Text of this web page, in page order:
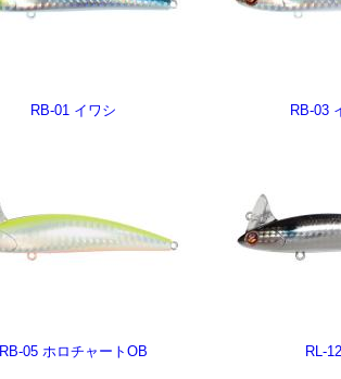
RB-01 イワシ RB-03
RB-05 ホロチャートOB RL-